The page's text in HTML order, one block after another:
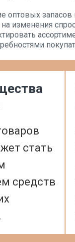
оптовых
на изменения
стать
средств